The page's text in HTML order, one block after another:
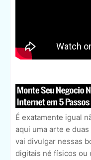
É exatamente igual
aqui uma arte e
vai divulgar nessas
digitais né físicos ou